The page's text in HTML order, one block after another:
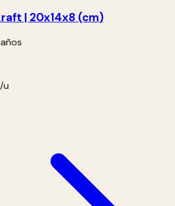
| 20x14x8 (cm)
u